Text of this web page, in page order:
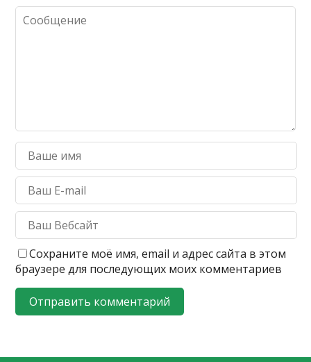
Сохраните моё имя, email и адрес сайта в этом
браузере для последующих моих комментариев